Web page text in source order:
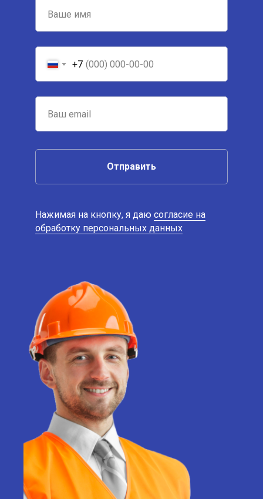
+7
Отправить
Нажимая на кнопку, я даю согласие на
обработку персональных данных